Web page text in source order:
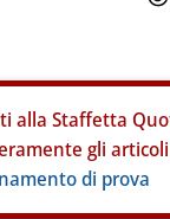
alla Staffetta
gli
di prova